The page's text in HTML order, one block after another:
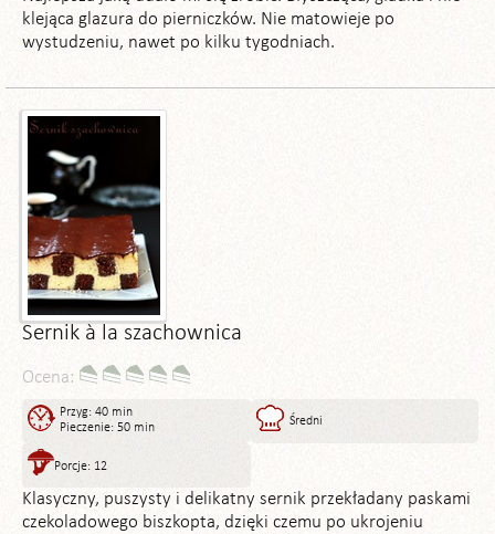
klejąca glazura do pierniczków. Nie matowieje po
wystudzeniu, nawet po kilku tygodniach.
Sernik à la szachownica
Ocena:
Przyg: 40 min
Pieczenie: 50 min
Średni
Porcje: 12
Klasyczny, puszysty i delikatny sernik przekładany paskami
czekoladowego biszkopta, dzięki czemu po ukrojeniu